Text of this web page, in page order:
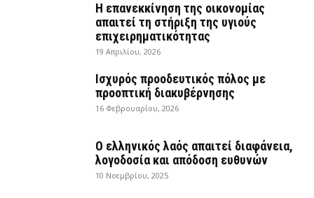
Η επανεκκίνηση της οικονομίας
απαιτεί τη στήριξη της υγιούς
επιχειρηματικότητας
19 Απριλίου, 2026
Ισχυρός προοδευτικός πόλος με
προοπτική διακυβέρνησης
16 Φεβρουαρίου, 2026
Ο ελληνικός λαός απαιτεί διαφάνεια,
λογοδοσία και απόδοση ευθυνών
10 Νοεμβρίου, 2025